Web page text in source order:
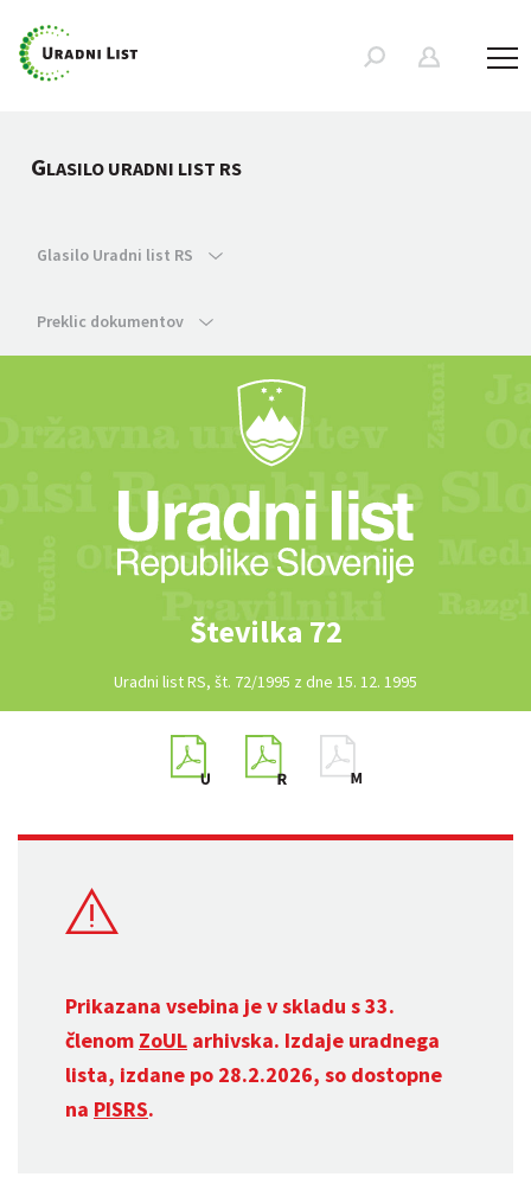
GLASILO URADNI LIST RS
Glasilo Uradni list RS
Preklic dokumentov
Številka 72
Uradni list RS, št. 72/1995 z dne 15. 12. 1995
Prikazana vsebina je v skladu s 33.
členom ZoUL arhivska. Izdaje uradnega
lista, izdane po 28.2.2026, so dostopne
na PISRS.